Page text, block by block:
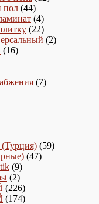
пол 4444
товара
44
товара
2222
товара
22
1616
77
5959
4747
99
товаров
22
товара
226226
товаров
174174